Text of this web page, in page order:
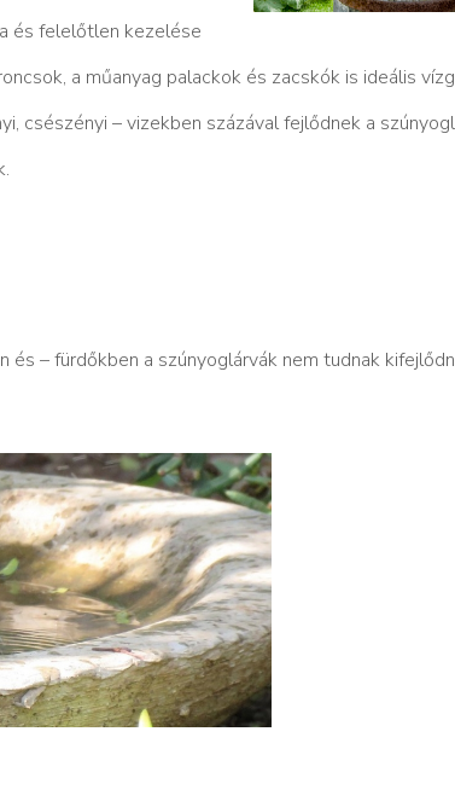
és felelőtlen kezelése
a műanyag palackok és zacskók is ideális
csészényi – vizekben százával fejlődnek a
– fürdőkben a szúnyoglárvák nem tudnak